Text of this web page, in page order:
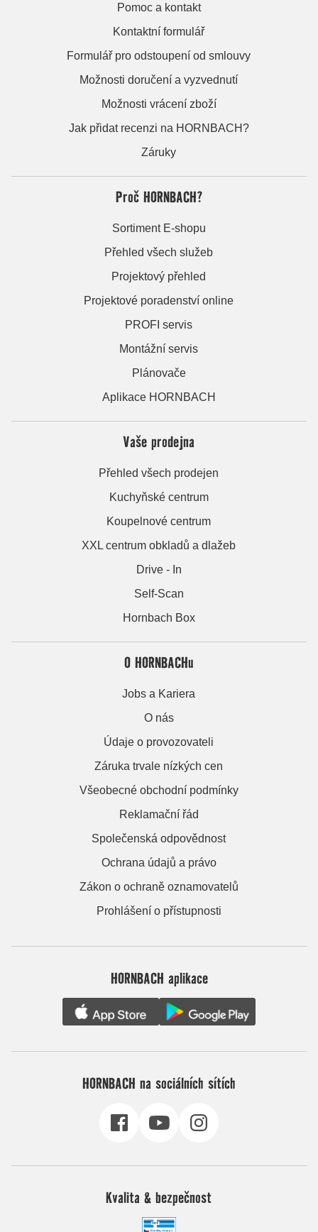
Pomoc a kontakt
Kontaktní formulář
Formulář pro odstoupení od smlouvy
Možnosti doručení a vyzvednutí
Možnosti vrácení zboží
Jak přidat recenzi na HORNBACH?
Záruky
Proč HORNBACH?
Sortiment E-shopu
Přehled všech služeb
Projektový přehled
Projektové poradenství online
PROFI servis
Montážní servis
Plánovače
Aplikace HORNBACH
Vaše prodejna
Přehled všech prodejen
Kuchyňské centrum
Koupelnové centrum
XXL centrum obkladů a dlažeb
Drive - In
Self-Scan
Hornbach Box
O HORNBACHu
Jobs a Kariera
O nás
Údaje o provozovateli
Záruka trvale nízkých cen
Všeobecné obchodní podmínky
Reklamační řád
Společenská odpovědnost
Ochrana údajů a právo
Zákon o ochraně oznamovatelů
Prohlášení o přístupnosti
HORNBACH aplikace
HORNBACH na sociálních sítích
Kvalita & bezpečnost